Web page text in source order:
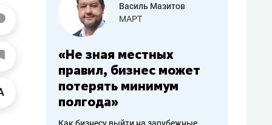
работа
Василь Мазитов
МАРТ
«Не зная местных
правил, бизнес может
потерять минимум
полгода»